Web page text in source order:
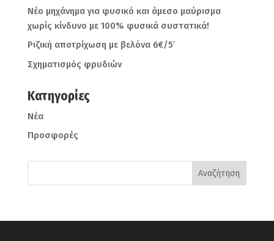
Νέο μηχάνημα για φυσικό και άμεσο μαύρισμα
χωρίς κίνδυνο με 100% φυσικά συστατικά!
Ριζική αποτρίχωση με βελόνα 6€/5′
Σχηματισμός φρυδιών
Kατηγορίες
Νέα
Προσφορές